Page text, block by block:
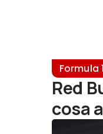
Formula 1
Red
cosa